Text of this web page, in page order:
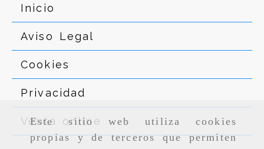
Este sitio web utiliza cookies
propias y de terceros que permiten
Inicio
Aviso Legal
Cookies
Privacidad
Venta online